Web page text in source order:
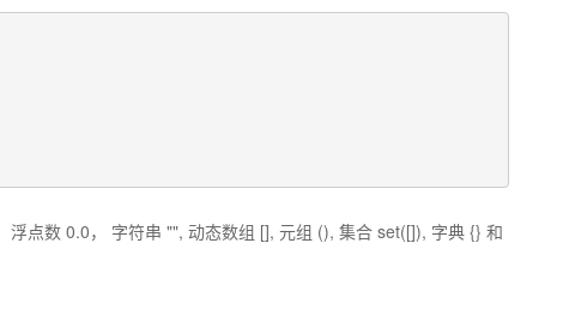
点数 0.0， 字符串 "", 动态数组 [], 元组 (), 集合 set([]), 字典 {} 和